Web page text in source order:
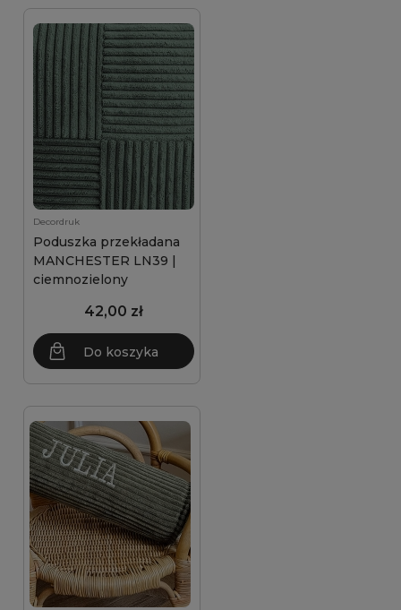
Decordruk
Poduszka przekładana
MANCHESTER LN39 |
ciemnozielony
42,00 zł
Do koszyka